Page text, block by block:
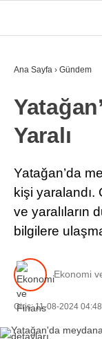
GÜNDEM
EKONOMI
FINANS
BORSA
KRIPTO
TEKNOLOJI
OTOMOBIL
Ana Sayfa › Gündem
Yaralı
Yatağan’da
kişi yaralandı.
ve yaralıların
bilgilere
Ekonomi
Giriş: 11-08-2024 04:48